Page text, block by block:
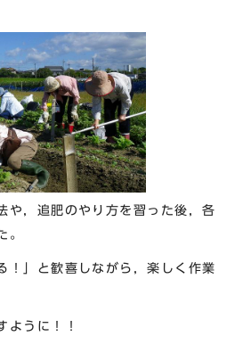
，追肥のやり方を習った後，各
。
」と歓喜しながら，楽しく作業
うに！！